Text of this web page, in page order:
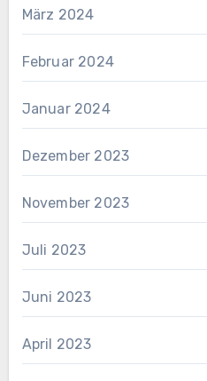
März 2024
Februar 2024
Januar 2024
Dezember 2023
November 2023
Juli 2023
Juni 2023
April 2023